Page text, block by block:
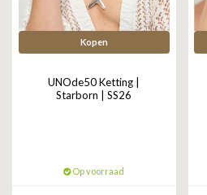
Kopen
UNOde50 Ketting |
Starborn | SS26
Op voorraad